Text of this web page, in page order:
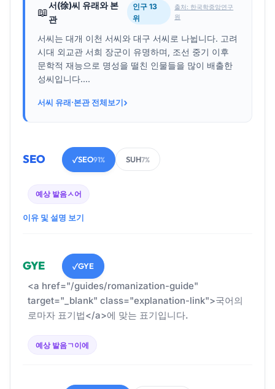
📖
서(徐)씨 유래와 본
관
인구 13
위
출처: 한국학중앙연구
원
서씨는 대개 이천 서씨와 대구 서씨로 나뉩니다. 고려
시대 외교관 서희 장군이 유명하며, 조선 중기 이후
문학적 재능으로 명성을 떨친 인물들을 많이 배출한
성씨입니다....
서씨 유래·본관 전체보기›
SEO ✓SEO91% SUH7%
예상 발음ㅅ어
이유 및 설명 보기
GYE ✓GYE
<a href="/guides/romanization-guide"
target="_blank" class="explanation-link">국어의
로마자 표기법</a>에 맞는 표기입니다.
예상 발음ㄱ이에